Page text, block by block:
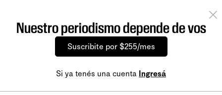
Nuestro periodismo depende de vos
Suscribite por $255/mes
Si ya tenés una cuenta Ingresá